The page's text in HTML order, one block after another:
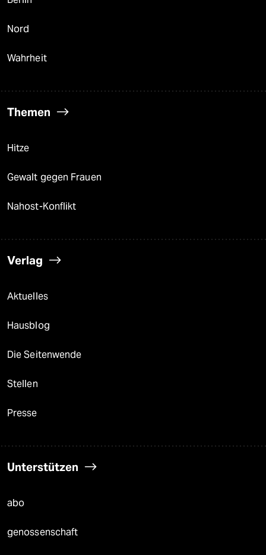
Nord
Wahrheit
Themen
Hitze
Gewalt gegen Frauen
Nahost-Konflikt
Verlag
Aktuelles
Hausblog
Die Seitenwende
Stellen
Presse
Unterstützen
abo
genossenschaft